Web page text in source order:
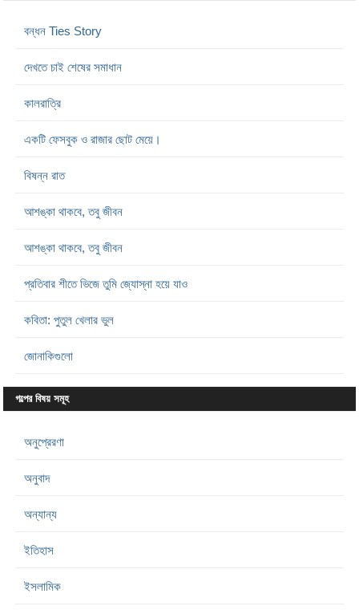
বন্ধন Ties Story
দেখতে চাই শেষের সমাধান
কালরাত্রি
একটি ফেসবুক ও রাজার ছোট মেয়ে।
বিষন্ন রাত
আশঙ্কা থাকবে, তবু জীবন
আশঙ্কা থাকবে, তবু জীবন
প্রতিবার শীতে ভিজে তুমি জ্যোস্না হয়ে যাও
কবিতা: পুতুল খেলার ভুল
জোনাকিগুলো
গল্পের বিষয় সমূহ
অনুপ্রেরণা
অনুবাদ
অন্যান্য
ইতিহাস
ইসলামিক